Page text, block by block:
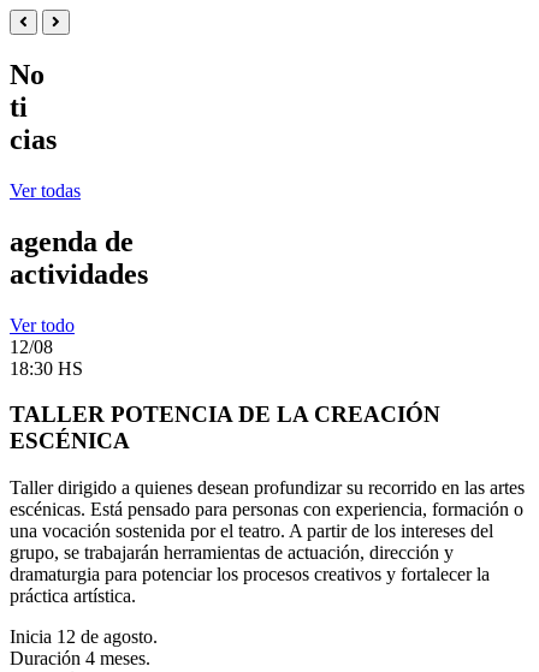
No
ti
cias
Ver todas
agenda de
actividades
Ver todo
12/08
18:30 HS
TALLER POTENCIA DE LA CREACIÓN
ESCÉNICA
Taller dirigido a quienes desean profundizar su recorrido en las artes
escénicas. Está pensado para personas con experiencia, formación o
una vocación sostenida por el teatro. A partir de los intereses del
grupo, se trabajarán herramientas de actuación, dirección y
dramaturgia para potenciar los procesos creativos y fortalecer la
práctica artística.
Inicia 12 de agosto.
Duración 4 meses.